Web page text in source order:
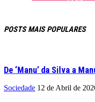
POSTS MAIS POPULARES
De ‘Manu’ da Silva a
Sociedade 12 de Abril de